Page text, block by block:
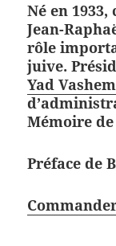
Né en
Jean-
rôle
juive.
Yad Vashem
Mémoire
Préface de